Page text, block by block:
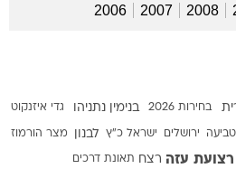
2008
2007
2006
בחירות 2026 בנימין נתניהו גדי איזנקוט
טביעה ירושלים ישראל כ"ץ לבנון מצר הורמוז
רצועת עזה רצח תאונת דרכים